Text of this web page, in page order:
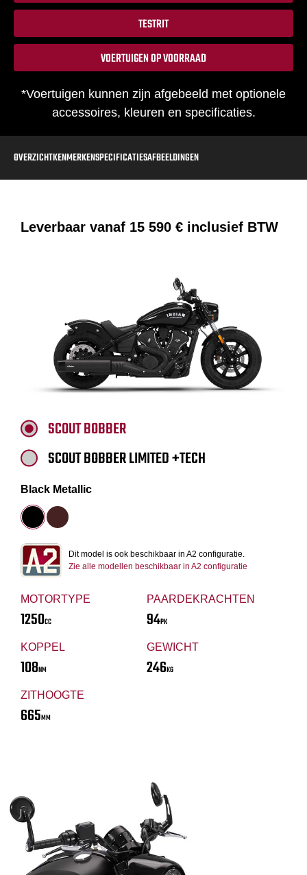
TESTRIT
VOERTUIGEN OP VOORRAAD
*Voertuigen kunnen zijn afgebeeld met optionele
accessoires, kleuren en specificaties.
OVERZICHTKENMERKENSPECIFICATIESAFBEELDINGEN
Leverbaar vanaf 15 590 € inclusief BTW
MOTORTYPE
1250CC
PAARDEKRACHTEN
94PK
KOPPEL
108NM
GEWICHT
246KG
ZITHOOGTE
665MM
SCOUT BOBBER
SCOUT BOBBER LIMITED +TECH
Black Metallic
Dit model is ook beschikbaar in A2 configuratie.
Zie alle modellen beschikbaar in A2 configuratie